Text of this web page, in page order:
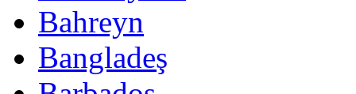
Bahreyn
Bangladeş